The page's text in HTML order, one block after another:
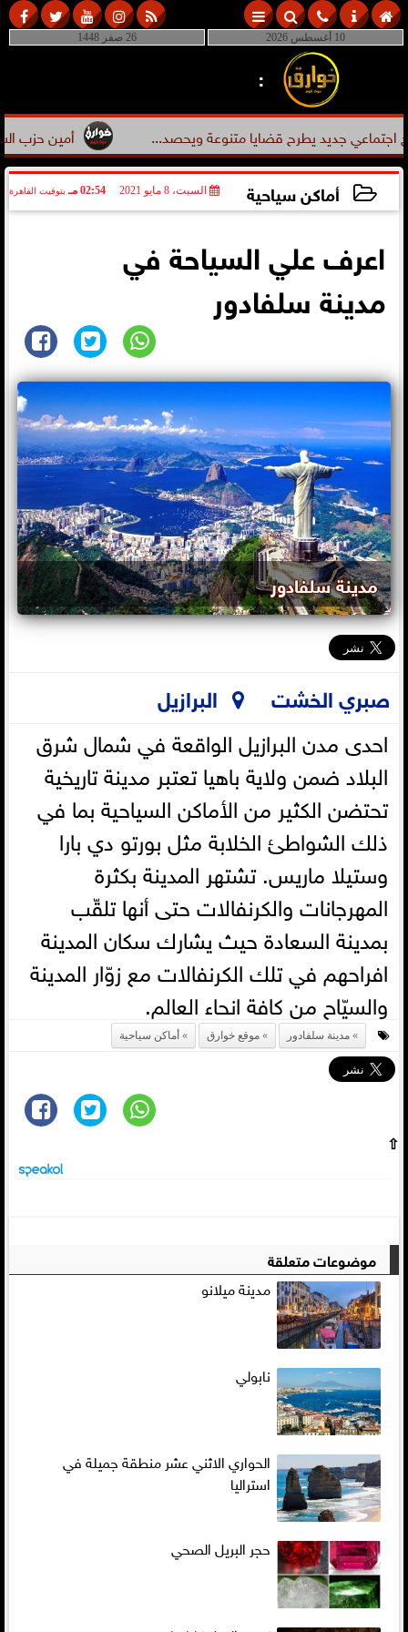
26 صفر 1448 10 أغسطس 2026
:
أمين حزب الشعب جديد يطرح قضايا متنوعة ويحصد...
أماكن سياحية السبت، 8 مايو 2021 02:54 مـ بتوقيت القاهرة
اعرف علي السياحة في
مدينة سلفادور
مدينة سلفادور
صبري الخشت
البرازيل
احدى مدن البرازيل الواقعة في شمال شرق
البلاد ضمن ولاية باهيا تعتبر مدينة تاريخية
تحتضن الكثير من الأماكن السياحية بما في
ذلك الشواطئ الخلابة مثل بورتو دي بارا
وستيلا ماريس. تشتهر المدينة بكثرة
المهرجانات والكرنفالات حتى أنها تلقّب
بمدينة السعادة حيث يشارك سكان المدينة
افراحهم في تلك الكرنفالات مع زوّار المدينة
والسيّاح من كافة انحاء العالم.
مدينة سلفادور موقع خوارق أماكن سياحية
⇧
موضوعات متعلقة
مدينة ميلانو
نابولي
الحواري الاثني عشر منطقة جميلة في
استراليا
حجر البريل الصحي